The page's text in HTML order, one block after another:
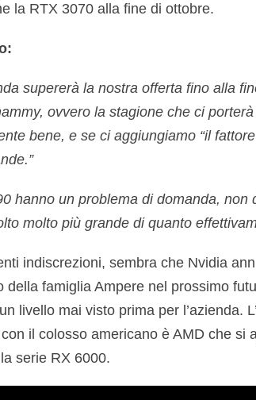
la RTX 3070 alla fine di ottobre.
supererà la nostra offerta fino alla
ovvero la stagione che ci
bene, e se ci aggiungiamo “il
hanno un problema di domanda,
molto più grande di quanto
indiscrezioni, sembra che Nvidia
della famiglia Ampere nel prossimo
livello mai visto prima per l’azienda.
il colosso americano è AMD che si
serie RX 6000.